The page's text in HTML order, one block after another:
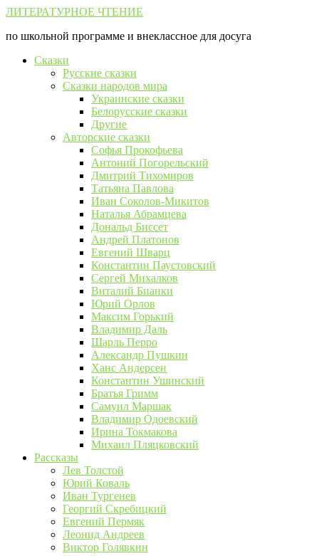
Перейти
контенту
ЛИТЕРАТУРНОЕ ЧТЕНИЕ
по школьной программе и внеклассное для досуга
Сказки
Русские сказки
Сказки народов мира
Украинские сказки
Белорусские сказки
Другие
Авторские сказки
Софья Прокофьева
Антоний Погорельский
Дмитрий Тихомиров
Татьяна Павлова
Иван Соколов-Микитов
Наталья Абрамцева
Дональд Биссет
Андрей Платонов
Евгений Шварц
Константин Паустовский
Сергей Михалков
Виталий Бианки
Юрий Орлов
Максим Горький
Владимир Даль
Шарль Перро
Александр Пушкин
Ханс Андерсен
Константин Ушинский
Братья Гримм
Самуил Маршак
Владимир Одоевский
Ирина Токмакова
Михаил Пляцковский
Рассказы
Лев Толстой
Юрий Коваль
Иван Тургенев
Георгий Скребицкий
Евгений Пермяк
Леонид Андреев
Виктор Голявкин